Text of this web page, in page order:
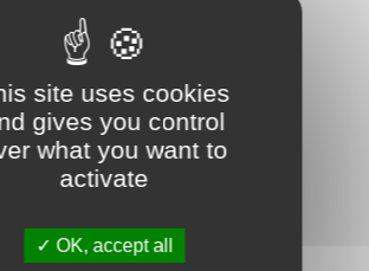
site uses cookies
gives you control
what you want to
activate
OK, accept all